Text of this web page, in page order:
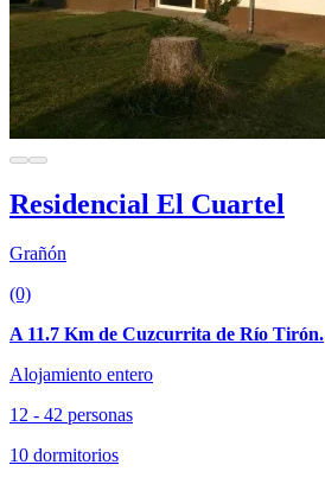
Residencial El Cuartel
Grañón
(0)
A 11.7 Km de Cuzcurrita de Río Tirón.
Alojamiento entero
12 - 42 personas
10 dormitorios